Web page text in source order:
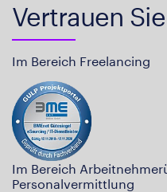
Vertrauen
Im Bereich Freelancing
Im Bereich
Personalvermittlung